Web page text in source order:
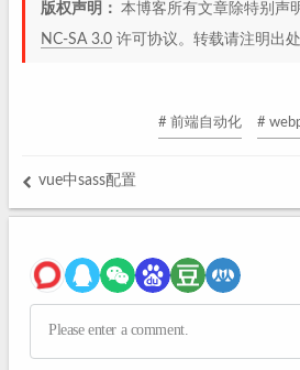
版权声明： 本博客所有文章除特别声
NC-SA 3.0 许可协议。转载请注明出处
# 前端自动化 #
vue中sass配置